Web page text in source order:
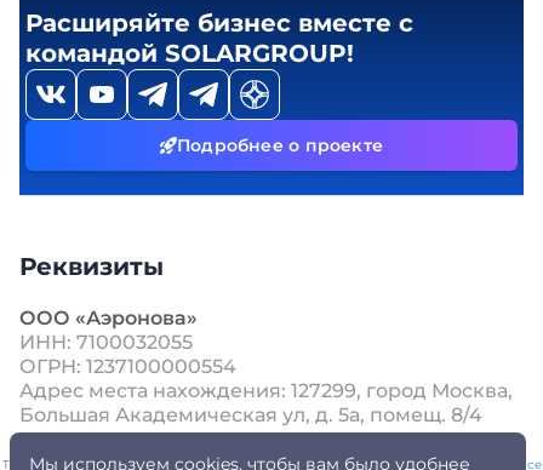
Мы используем cookies, чтобы вам было удобнее
Расширяйте бизнес вместе с
командой SOLARGROUP!
Подробнее о проекте
Реквизиты
ООО «Аэронова»
ИНН: 7100032055
ОГРН: 1237100000554
Адрес места нахождения: 127299, город Москва,
Большая Академическая ул, д. 5а, помещ. 8/4
This site is protected by reCAPTCHA and the GooglePrivacy PolicyandTerms of Service